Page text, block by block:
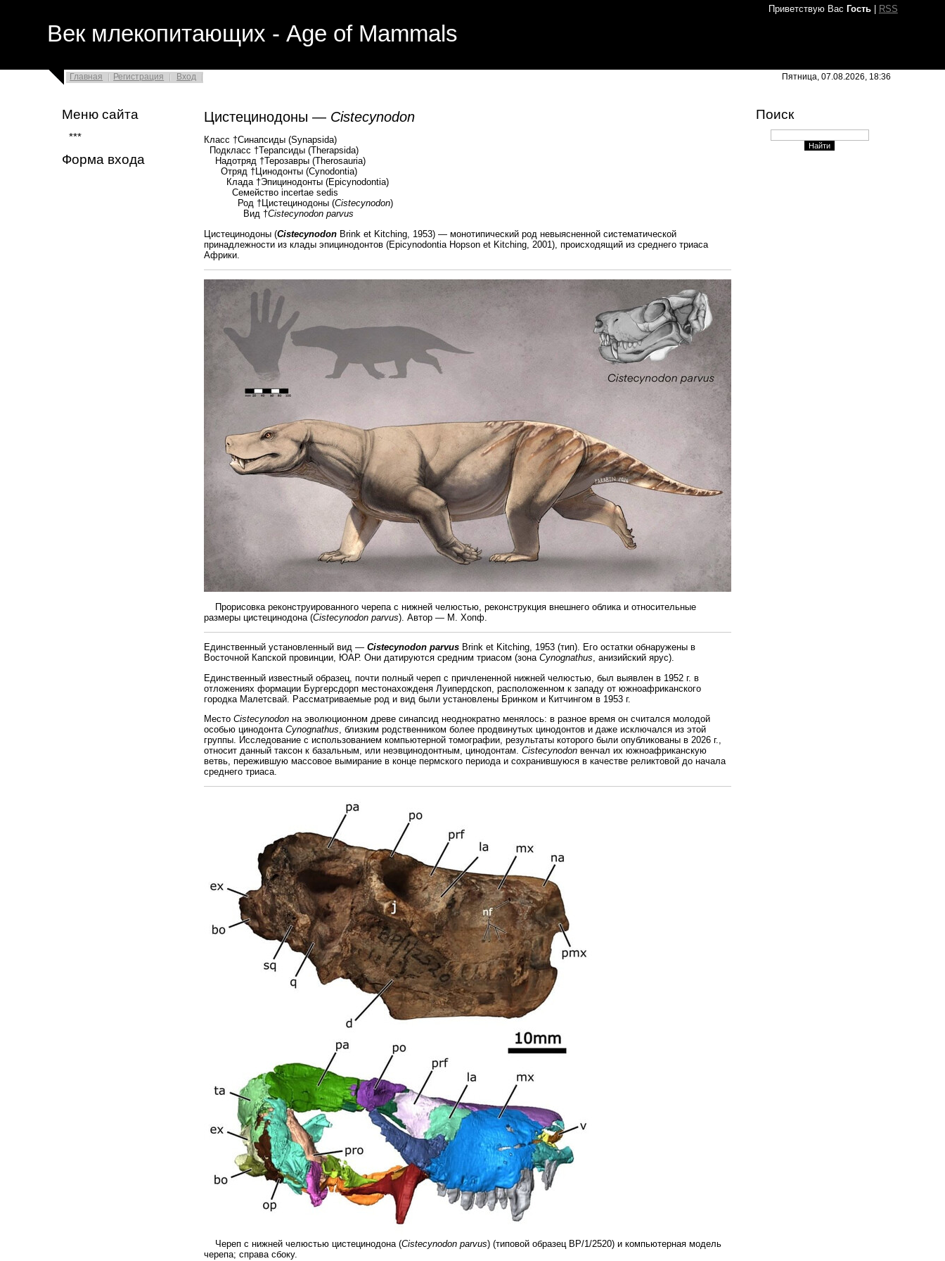
Приветствую Вас Гость| RSS
Век млекопитающих - Age of Mammals
Главная Регистрация Вход Пятница, 07.08.2026, 18:36
Меню сайта
***
Форма входа
Цистецинодоны — Cistecynodon
Класс †Синапсиды (Synapsida)
Подкласс †Терапсиды (Therapsida)
Надотряд †Терозавры (Therosauria)
Отряд †Цинодонты (Cynodontia)
Клада †Эпицинодонты (Epicynodontia)
Семейство incertae sedis
Род †Цистецинодоны (Cistecynodon)
Вид †Cistecynodon parvus
Цистецинодоны (CistecynodonBrink et Kitching, 1953) — монотипический род невыясненной систематической
принадлежности из клады эпицинодонтов (Epicynodontia Hopson et Kitching, 2001), происходящий из среднего триаса
Африки.
Прорисовка реконструированного черепа с нижней челюстью, реконструкция внешнего облика и относительные
размеры цистецинодона (Cistecynodon parvus). Автор — М. Хопф.
Единственный установленный вид — Cistecynodon parvusBrink et Kitching, 1953 (тип). Его остатки обнаружены в
Восточной Капской провинции, ЮАР. Они датируются средним триасом (зона Cynognathus, анизийский ярус).
Единственный известный образец, почти полный череп с причлененной нижней челюстью, был выявлен в 1952 г. в
отложениях формации Бургерсдорп местонахожденя Луипердскоп, расположенном к западу от южноафриканского
городка Малетсвай. Рассматриваемые род и вид были установлены Бринком и Китчингом в 1953 г.
Место Cistecynodonна эволюционном древе синапсид неоднократно менялось: в разное время он считался молодой
особью цинодонта Cynognathus , близким родственником более продвинутых цинодонтов и даже исключался из этой
группы. Исследование с использованием компьютерной томографии, результаты которого были опубликованы в 2026 г.,
относит данный таксон к базальным, или неэвцинодонтным, цинодонтам. Cistecynodonвенчал их южноафриканскую
ветвь, пережившую массовое вымирание в конце пермского периода и сохранившуюся в качестве реликтовой до начала
среднего триаса.
Череп с нижней челюстью цистецинодона (Cistecynodon parvus) (типовой образец BP/1/2520) и компьютерная модель
черепа; справа сбоку.
Поиск